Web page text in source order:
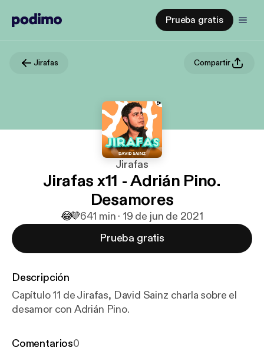
Prueba gratis
Jirafas Compartir
Jirafas
Jirafas x11 - Adrián Pino.
Desamores
😂💜641 min · 19 de jun de 2021
Prueba gratis
Descripción
Capítulo 11 de Jirafas, David Sainz charla sobre el
desamor con Adrián Pino.
Comentarios0